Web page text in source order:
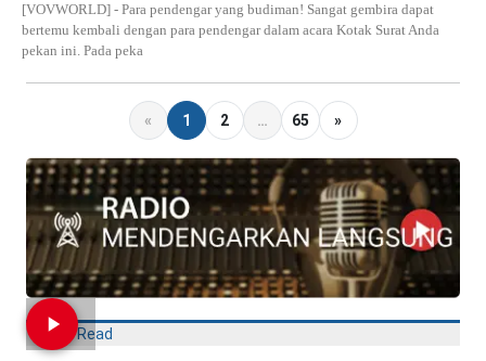
[VOVWORLD] - Para pendengar yang budiman! Sangat gembira dapat
bertemu kembali dengan para pendengar dalam acara Kotak Surat Anda
pekan ini. Pada peka
« 1 2 … 65 »
Most Read